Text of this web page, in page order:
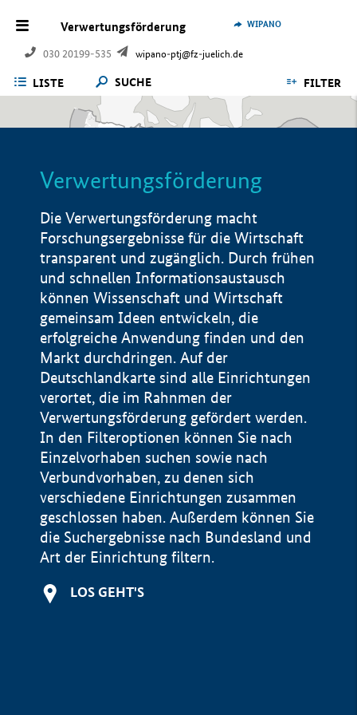
Verwertungsförderung
030 20199-535 wipano-ptj@fz-juelich.de
WIPANO
LISTE SUCHE FILTER
Verwertungsförderung
Die Verwertungsförderung macht
Forschungsergebnisse für die Wirtschaft
transparent und zugänglich. Durch frühen
und schnellen Informationsaustausch
können Wissenschaft und Wirtschaft
gemeinsam Ideen entwickeln, die
erfolgreiche Anwendung finden und den
Markt durchdringen. Auf der
Deutschlandkarte sind alle Einrichtungen
verortet, die im Rahnmen der
Verwertungsförderung gefördert werden.
In den Filteroptionen können Sie nach
Einzelvorhaben suchen sowie nach
Verbundvorhaben, zu denen sich
verschiedene Einrichtungen zusammen
geschlossen haben. Außerdem können Sie
die Suchergebnisse nach Bundesland und
Art der Einrichtung filtern.
LOS GEHT'S